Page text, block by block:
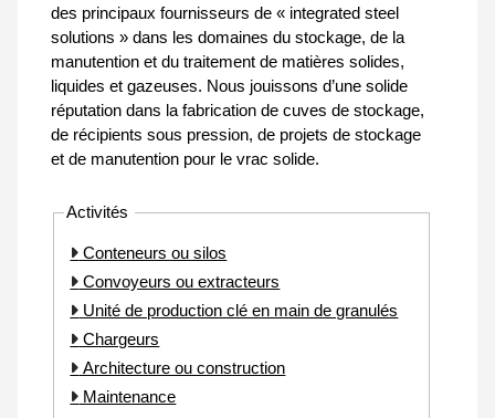
des principaux fournisseurs de « integrated steel
solutions » dans les domaines du stockage, de la
manutention et du traitement de matières solides,
liquides et gazeuses. Nous jouissons d’une solide
réputation dans la fabrication de cuves de stockage,
de récipients sous pression, de projets de stockage
et de manutention pour le vrac solide.
Activités
Conteneurs ou silos
Convoyeurs ou extracteurs
Unité de production clé en main de granulés
Chargeurs
Architecture ou construction
Maintenance